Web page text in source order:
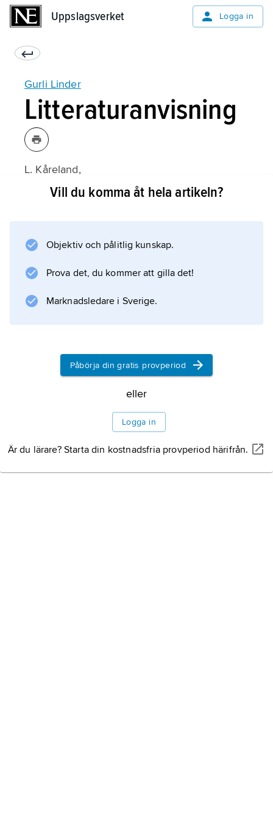
Uppslagsverket Logga in
Gurli Linder
Litteraturanvisning
L. Kåreland,
Gurli Linders barnbokskritik: Med en inledning
Information om artikeln
Vill du komma åt hela artikeln?
Objektiv och pålitlig kunskap.
Prova det, du kommer att gilla det!
Marknadsledare i Sverige.
Påbörja din gratis provperiod
eller
Logga in
Är du lärare? Starta din kostnadsfria provperiod härifrån.